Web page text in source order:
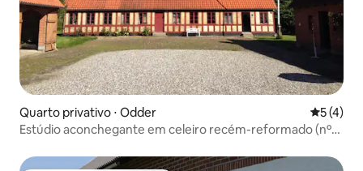
Quarto privativo ⋅ Odder 5 de
5 (4)
Estúdio aconchegante em celeiro recém-reformado (nº